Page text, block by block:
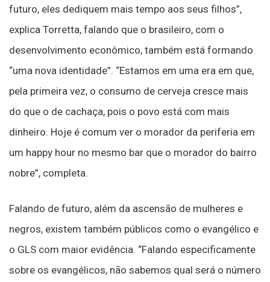
futuro, eles dediquem mais tempo aos seus filhos”,
explica Torretta, falando que o brasileiro, com o
desenvolvimento econômico, também está formando
“uma nova identidade”. “Estamos em uma era em que,
pela primeira vez, o consumo de cerveja cresce mais
do que o de cachaça, pois o povo está com mais
dinheiro. Hoje é comum ver o morador da periferia em
um happy hour no mesmo bar que o morador do bairro
nobre”, completa.
Falando de futuro, além da ascensão de mulheres e
negros, existem também públicos como o evangélico e
o GLS com maior evidência. “Falando especificamente
sobre os evangélicos, não sabemos qual será o número